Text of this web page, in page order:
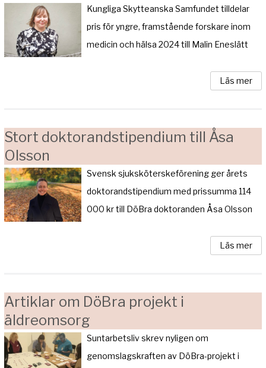
Kungliga Skytteanska Samfundet tilldelar
pris för yngre, framstående forskare inom
medicin och hälsa 2024 till Malin Eneslätt
Läs mer
Stort doktorandstipendium till Åsa
Olsson
Svensk sjuksköterskeförening ger årets
doktorandstipendium med prissumma 114
000 kr till DöBra doktoranden Åsa Olsson
Läs mer
Artiklar om DöBra projekt i
äldreomsorg
Suntarbetsliv skrev nyligen om
genomslagskraften av DöBra-projekt i